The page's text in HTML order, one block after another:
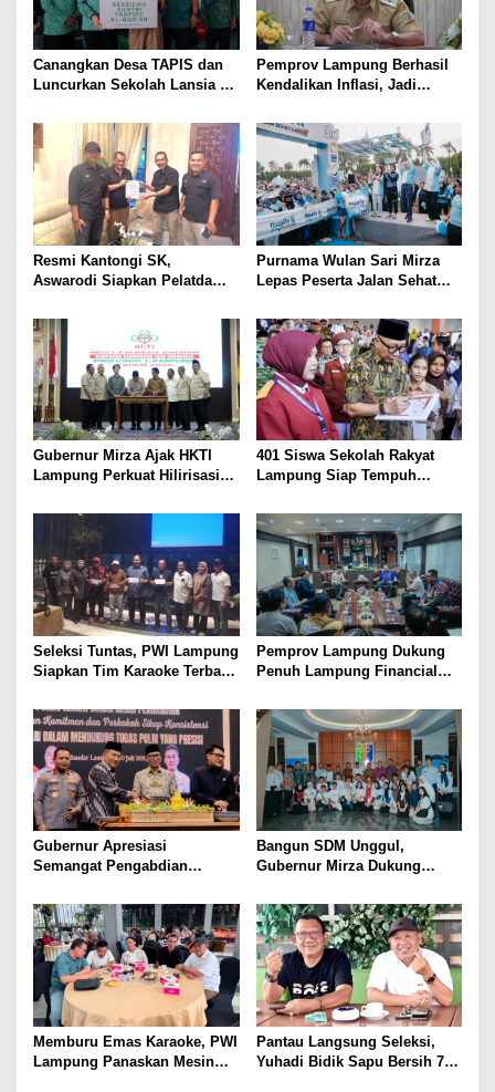
Canangkan Desa TAPIS dan
Luncurkan Sekolah Lansia di
TP PKK Lampung Dorong
Pembangunan SDM Dimulai
dari Desa
Pemprov Lampung Berhasil
Kendalikan Inflasi, Jadi
Terendah di Sumatera
Resmi Kantongi SK,
Aswarodi Siapkan Pelatda
Menuju Porwanas 2027
Purnama Wulan Sari Mirza
Lepas Peserta Jalan Sehat
Lansia Sehat dan Bahagia
Gubernur Mirza Ajak HKTI
Lampung Perkuat Hilirisasi
Kesejahteraan Petani
401 Siswa Sekolah Rakyat
Lampung Siap Tempuh
Dorong Lahirnya Generasi
Emas
Seleksi Tuntas, PWI Lampung
Siapkan Tim Karaoke Terbaik
Pemprov Lampung Dukung
Penuh Lampung Financial
Keuangan Generasi Muda
Gubernur Apresiasi
Semangat Pengabdian
Menjaga Stabilitas Lampung
Bangun SDM Unggul,
Gubernur Mirza Dukung
bagi Generasi Muda
Lampung
Memburu Emas Karaoke, PWI
Lampung Panaskan Mesin
Pantau Langsung Seleksi,
Yuhadi Bidik Sapu Bersih 7